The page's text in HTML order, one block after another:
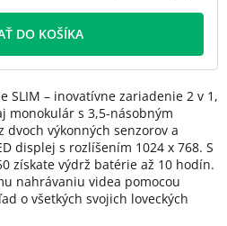
DO KOŠÍKA
SLIM – inovatívne zariadenie 2 v 1,
monokulár s 3,5-násobným
dvoch výkonných senzorov a
displej s rozlíšením 1024 x 768. S
získate výdrž batérie až 10 hodín.
nahrávaniu videa pomocou
o všetkých svojich loveckých